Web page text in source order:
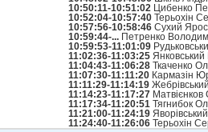
10:50:11-10:51:02 Цибенко
10:52:04-10:57:40 Терьохін
10:57:56-10:58:46 Сухий
10:59:44-... Петренко
10:59:53-11:01:09
11:02:36-11:03:25
11:04:43-11:06:28 Ткаченко
11:07:30-11:11:20 Кармазін
11:11:29-11:14:19
11:14:23-11:17:27 Матвієнков
11:17:34-11:20:51 Тягнибок
11:21:00-11:24:19
11:24:40-11:26:06 Терьохін